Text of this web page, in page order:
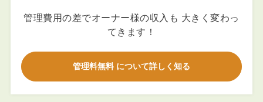
管理費用の差でオーナー様の収入も 大きく変わっ
てきます！
管理料無料 について詳しく知る